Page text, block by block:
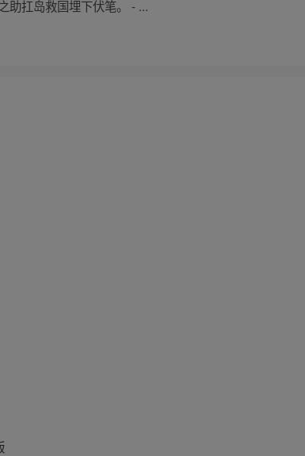
助扛岛救国埋下伏笔。 - ...